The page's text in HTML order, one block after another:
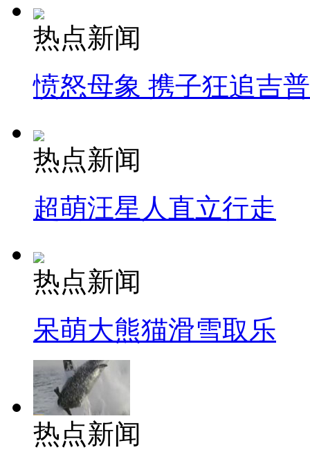
热点新闻
愤怒母象 携子狂追吉
热点新闻
超萌汪星人直立行走
热点新闻
呆萌大熊猫滑雪取乐
热点新闻